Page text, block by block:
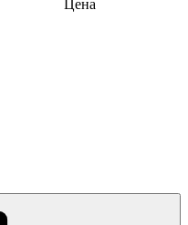
Цена